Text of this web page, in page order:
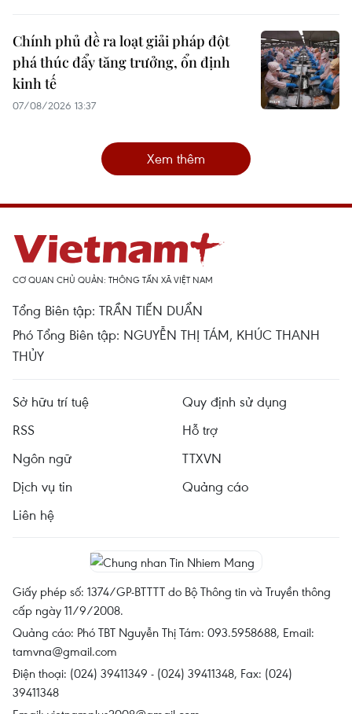
Chính phủ đề ra loạt giải pháp đột
phá thúc đẩy tăng trưởng, ổn định
kinh tế
07/08/2026 13:37
Xem thêm
CƠ QUAN CHỦ QUẢN: THÔNG TẤN XÃ VIỆT NAM
Tổng Biên tập: TRẦN TIẾN DUẨN
Phó Tổng Biên tập: NGUYỄN THỊ TÁM, KHÚC THANH
THỦY
Sở hữu trí tuệ
Quy định sử dụng
RSS
Hỗ trợ
Ngôn ngữ
TTXVN
Dịch vụ tin
Quảng cáo
Liên hệ
Giấy phép số: 1374/GP-BTTTT do Bộ Thông tin và Truyền thông
cấp ngày 11/9/2008.
Quảng cáo: Phó TBT Nguyễn Thị Tám: 093.5958688, Email:
tamvna@gmail.com
Điện thoại: (024) 39411349 - (024) 39411348, Fax: (024)
39411348